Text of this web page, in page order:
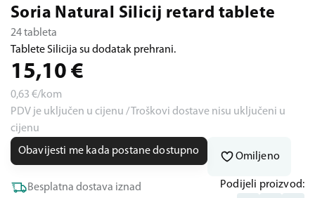
Soria Natural Silicij retard tablete
24 tableta
Tablete Silicija su dodatak prehrani.
15,10 €
0,63 €/kom
PDV je uključen u cijenu / Troškovi dostave nisu uključeni u
cijenu
Obavijesti me kada postane dostupno
Omiljeno
Besplatna dostava iznad
Podijeli proizvod: